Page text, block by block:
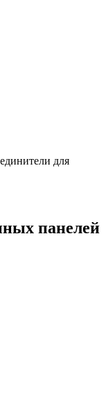
для
панелей